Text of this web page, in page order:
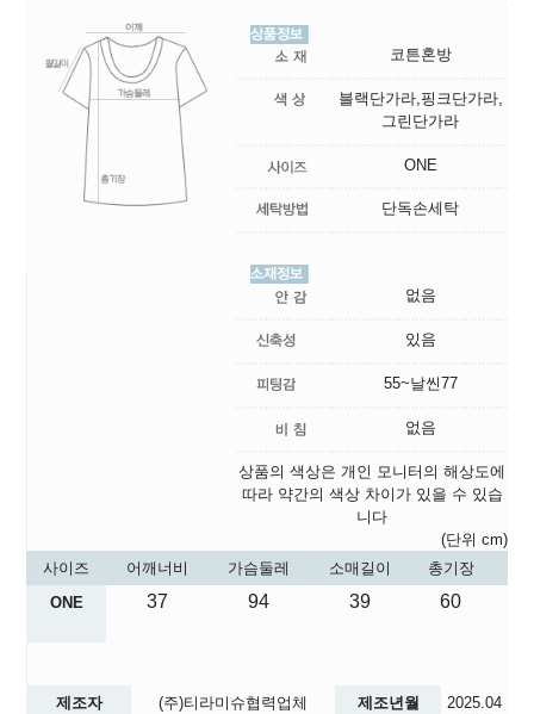
코튼혼방
블랙단가라,핑크단가라,
그린단가라
ONE
단독손세탁
없음
있음
55~날씬77
없음
상품의 색상은 개인 모니터의 해상도에
따라 약간의 색상 차이가 있을 수 있습
니다
(단위 cm)
사이즈
어깨너비 가슴둘레 소매길이
총기장
ONE
37 94 39 60
제조자 (주)티라미슈협력업체 제조년월
2025.04